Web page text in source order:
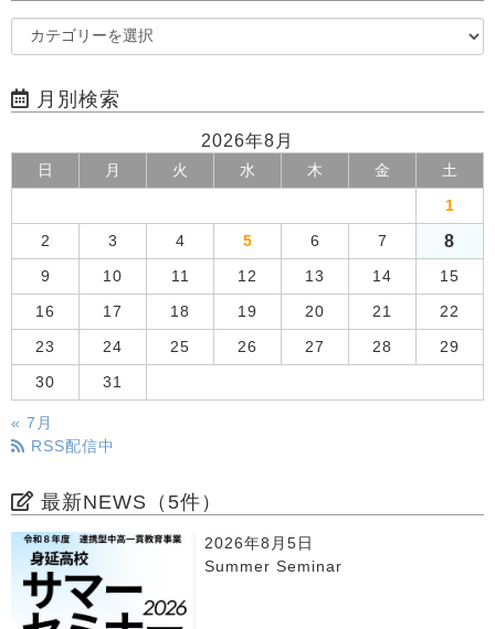
月別検索
2026年8月
日 月 火 水 木 金 土
1
2 3 4 5 6 7 8
9 10 11 12 13 14 15
16 17 18 19 20 21 22
23 24 25 26 27 28 29
30 31
« 7月
RSS配信中
最新NEWS（5件）
2026年8月5日
Summer Seminar